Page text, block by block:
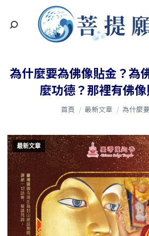
搜
為什麼要為佛像貼金？為
麼功德？那裡有佛像
您在這裡：
首頁 最新文章 為什麼
最新文章